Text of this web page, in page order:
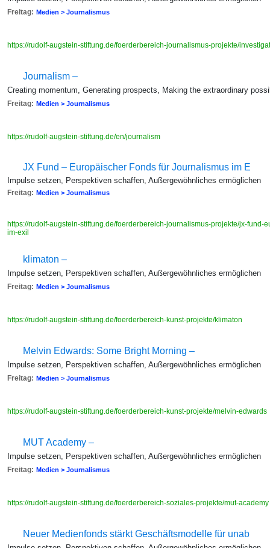
Freitag: Medien > Journalismus
https://rudolf-augstein-stiftung.de/foerderbereich-journalismus-projekte/
Journalism –
Creating momentum, Generating prospects, Making the extraordinary
Freitag: Medien > Journalismus
https://rudolf-augstein-stiftung.de/en/journalism
JX Fund – Europäischer Fonds für Journalismus im E
Impulse setzen, Perspektiven schaffen, Außergewöhnliches ermöglichen
Freitag: Medien > Journalismus
https://rudolf-augstein-stiftung.de/foerderbereich-journalismus-projekte/jx-fund-
im-exil
klimaton –
Impulse setzen, Perspektiven schaffen, Außergewöhnliches ermöglichen
Freitag: Medien > Journalismus
https://rudolf-augstein-stiftung.de/foerderbereich-kunst-projekte/klimaton
Melvin Edwards: Some Bright Morning –
Impulse setzen, Perspektiven schaffen, Außergewöhnliches ermöglichen
Freitag: Medien > Journalismus
https://rudolf-augstein-stiftung.de/foerderbereich-kunst-projekte/melvin-edwards
MUT Academy –
Impulse setzen, Perspektiven schaffen, Außergewöhnliches ermöglichen
Freitag: Medien > Journalismus
https://rudolf-augstein-stiftung.de/foerderbereich-soziales-projekte/mut-academy
Neuer Medienfonds stärkt Geschäftsmodelle für unab